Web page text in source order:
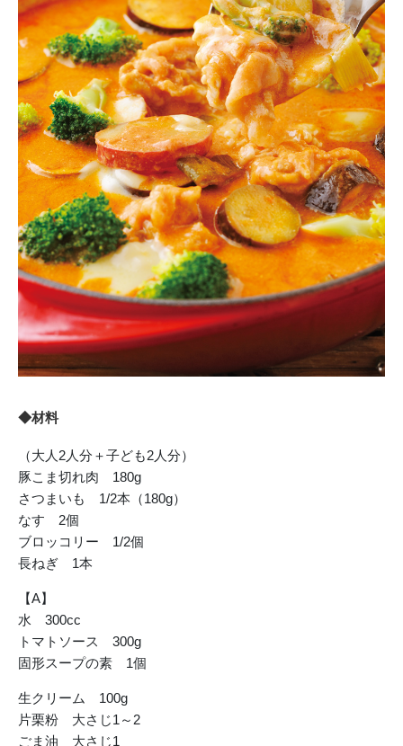
◆材料
（大人2人分＋子ども2人分）
豚こま切れ肉 180g
さつまいも 1/2本（180g）
なす 2個
ブロッコリー 1/2個
長ねぎ 1本
【A】
水 300cc
トマトソース 300g
固形スープの素 1個
生クリーム 100g
片栗粉 大さじ1～2
ごま油 大さじ1